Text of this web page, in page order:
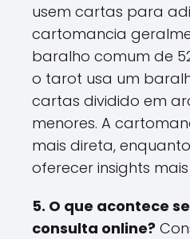
usem cartas para
cartomancia
baralho comum de
o tarot usa um
cartas dividido em
menores. A
mais direta,
oferecer insights
5. O que acontece
consulta online?